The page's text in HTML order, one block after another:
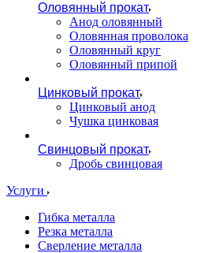
Оловянный прокат
Анод оловянный
Оловянная проволока
Оловянный круг
Оловянный припой
Цинковый прокат
Цинковый анод
Чушка цинковая
Свинцовый прокат
Дробь свинцовая
Услуги
Гибка металла
Резка металла
Сверление металла